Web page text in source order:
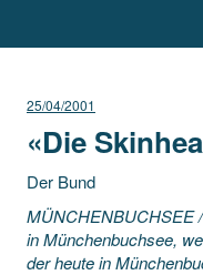
25/04/2001
«Die
Der Bund
MÜNCHENBUCHSEE
in Münchenbuchsee,
der heute in